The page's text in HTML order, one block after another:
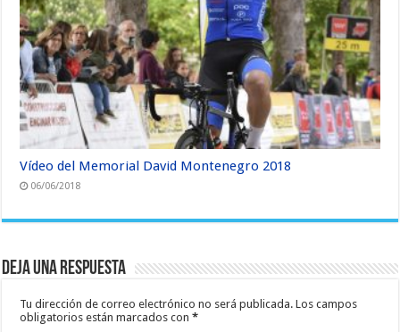
Vídeo del Memorial David Montenegro 2018
06/06/2018
Deja una respuesta
Tu dirección de correo electrónico no será publicada. Los campos
obligatorios están marcados con*